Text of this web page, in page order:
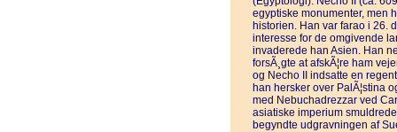
egyptiske monumenter, men
historien. Han var farao i 26.
interesse for de omgivende
invaderede han Asien. Han
forsÃ¸gte at afskÃ¦re ham
og Necho II indsatte en
han hersker over PalÃ¦stina
med Nebuchadrezzar ved
asiatiske imperium
begyndte udgravningen af